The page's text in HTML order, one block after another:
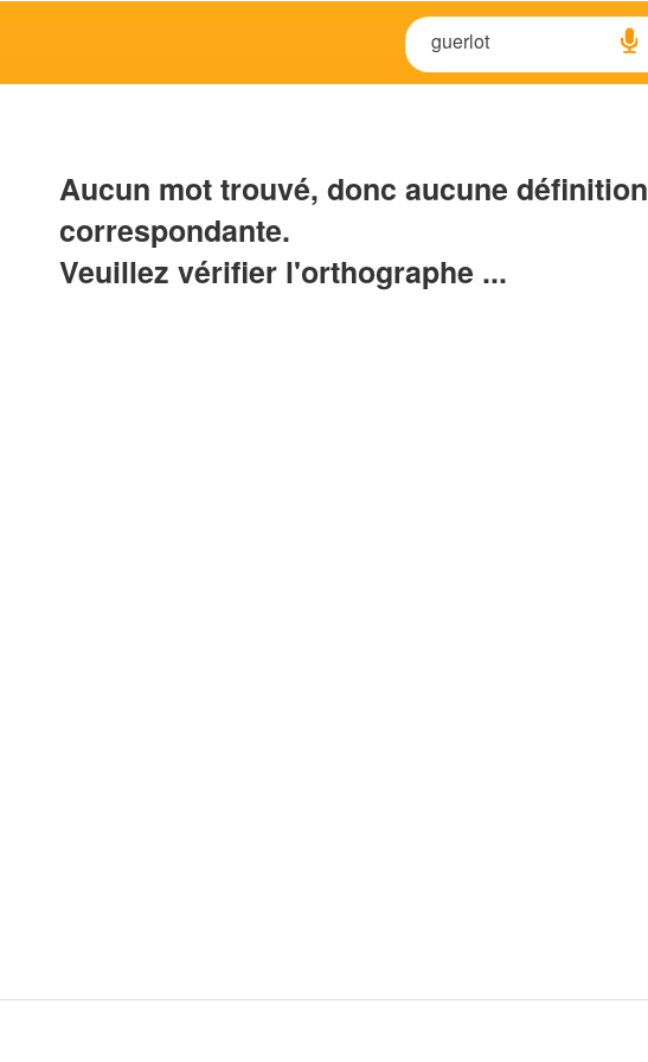
Aucun mot trouvé, donc aucune définition
correspondante.
Veuillez vérifier l'orthographe ...